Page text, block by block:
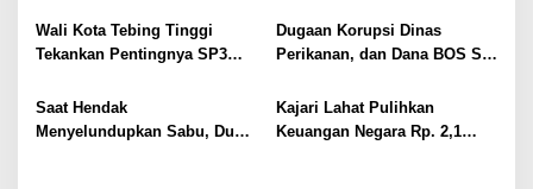
Sumsel Tahun 2026
Wali Kota Tebing Tinggi
Tekankan Pentingnya SP3
Dugaan Korupsi Dinas
Perikanan, dan Dana BOS SD
Terus Dipertajam Kajari Lahat
Saat Hendak
Menyelundupkan Sabu, Dua
Kajari Lahat Pulihkan
Keuangan Negara Rp. 2,1